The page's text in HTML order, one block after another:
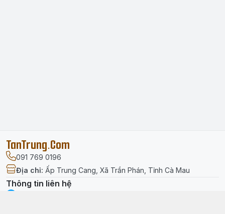
TanTrung.Com
091 769 0196
Địa chỉ: Ấp Trung Cang, Xã Trần Phán, Tỉnh Cà Mau
Thông tin liên hệ